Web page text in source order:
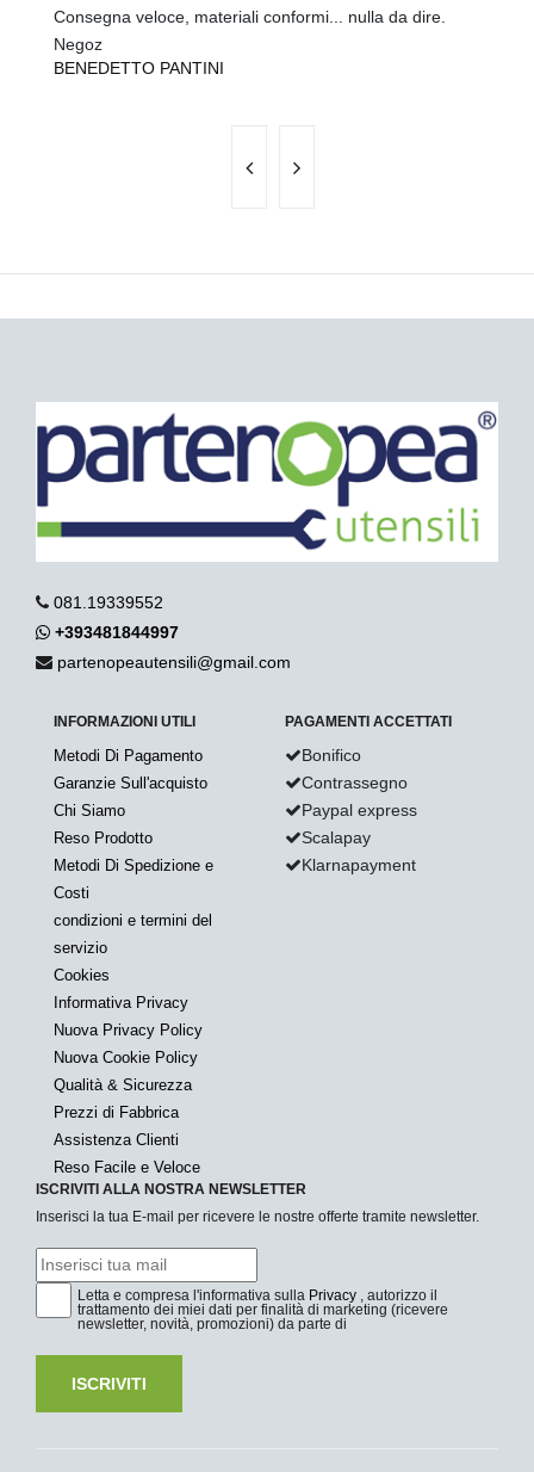
Consegna veloce, materiali conformi... nulla da dire.
Negoz
BENEDETTO PANTINI
081.19339552
+393481844997
partenopeautensili@gmail.com
INFORMAZIONI UTILI
Metodi Di Pagamento
Garanzie Sull'acquisto
Chi Siamo
Reso Prodotto
Metodi Di Spedizione e
Costi
condizioni e termini del
servizio
Cookies
Informativa Privacy
Nuova Privacy Policy
Nuova Cookie Policy
Qualità & Sicurezza
Prezzi di Fabbrica
Assistenza Clienti
Reso Facile e Veloce
PAGAMENTI ACCETTATI
Bonifico
Contrassegno
Paypal express
Scalapay
Klarnapayment
ISCRIVITI ALLA NOSTRA NEWSLETTER
Inserisci la tua E-mail per ricevere le nostre offerte tramite newsletter.
Letta e compresa l'informativa sulla Privacy , autorizzo il
trattamento dei miei dati per finalità di marketing (ricevere
newsletter, novità, promozioni) da parte di
ISCRIVITI